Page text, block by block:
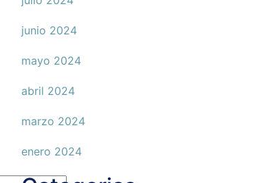
junio 2024
mayo 2024
abril 2024
marzo 2024
enero 2024